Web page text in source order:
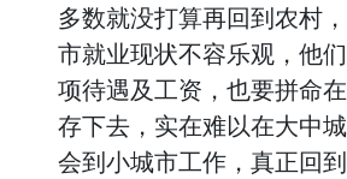
多数就没打算再回到农村
市就业现状不容乐观，他
项待遇及工资，也要拼命
存下去，实在难以在大中
会到小城市工作，真正回